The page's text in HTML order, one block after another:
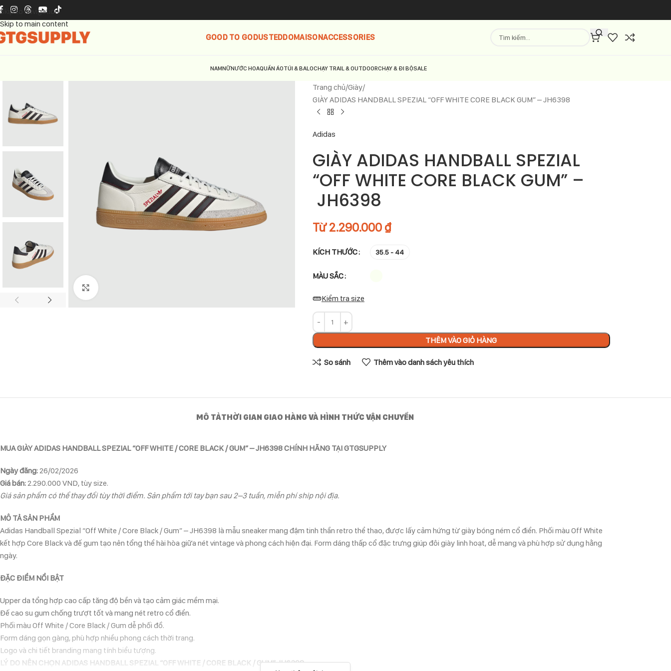
Skip to navigation
Skip to main content
GOOD TO GODUSTEDDOMAISONACCESSORIES
NAMNỮNƯỚC HOAQUẦN ÁOTÚI & BALOCHẠY TRAIL & OUTDOORCHẠY & ĐI BỘSALE
Trang chủ Giày
GIÀY ADIDAS HANDBALL SPEZIAL “OFF WHITE CORE BLACK GUM” – JH6398
Adidas
GIÀY ADIDAS HANDBALL SPEZIAL
“OFF WHITE CORE BLACK GUM” –
JH6398
Từ2.290.000 ₫
KÍCH THƯỚC 35.5 - 44
MÀU SẮC
Kiểm tra size
THÊM VÀO GIỎ HÀNG
So sánh Thêm vào danh sách yêu thích
MÔ TẢTHỜI GIAN GIAO HÀNG VÀ HÌNH THỨC VẬN CHUYỂN
MUA GIÀY ADIDAS HANDBALL SPEZIAL “OFF WHITE / CORE BLACK / GUM” – JH6398 CHÍNH HÃNG TẠI GTGSUPPLY
Ngày đăng: 26/02/2026
Giá bán: 2.290.000 VND, tùy size.
Giá sản phẩm có thể thay đổi tùy thời điểm. Sản phẩm tới tay bạn sau 2–3 tuần, miễn phí ship nội địa.
MÔ TẢ SẢN PHẨM
Adidas Handball Spezial “Off White / Core Black / Gum” – JH6398 là mẫu sneaker mang đậm tinh thần retro thể thao, được lấy cảm hứng từ giày bóng ném cổ điển. Phối màu Off White
kết hợp Core Black và đế gum tạo nên tổng thể hài hòa giữa nét vintage và phong cách hiện đại. Form dáng thấp cổ đặc trưng giúp đôi giày linh hoạt, dễ mang và phù hợp sử dụng hằng
ngày.
ĐẶC ĐIỂM NỔI BẬT
Upper da tổng hợp cao cấp tăng độ bền và tạo cảm giác mềm mại.
Đế cao su gum chống trượt tốt và mang nét retro cổ điển.
Phối màu Off White / Core Black / Gum dễ phối đồ.
Form dáng gọn gàng, phù hợp nhiều phong cách thời trang.
Logo và chi tiết branding mang tính biểu tượng.
LÝ DO NÊN CHỌN ADIDAS HANDBALL SPEZIAL “OFF WHITE / CORE BLACK / GUM” JH6398